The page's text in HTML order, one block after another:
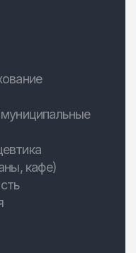
кафе)